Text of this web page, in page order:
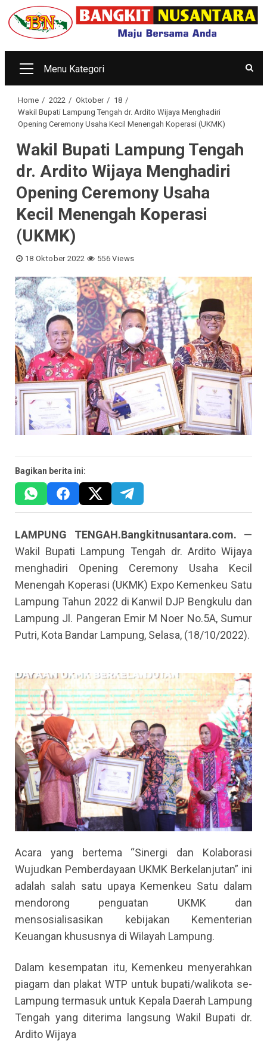
Skip
to
content
Primary
Menu
Menu Kategori
Home 2022 Oktober
18
Wakil Bupati Lampung Tengah dr. Ardito Wijaya Menghadiri
Opening Ceremony Usaha Kecil Menengah Koperasi (UKMK)
Wakil Bupati Lampung Tengah
dr. Ardito Wijaya Menghadiri
Opening Ceremony Usaha
Kecil Menengah Koperasi
(UKMK)
18 Oktober 2022 556 Views
Bagikan berita ini:
LAMPUNG TENGAH.Bangkitnusantara.com. —
Wakil Bupati Lampung Tengah dr. Ardito Wijaya
menghadiri Opening Ceremony Usaha Kecil
Menengah Koperasi (UKMK) Expo Kemenkeu Satu
Lampung Tahun 2022 di Kanwil DJP Bengkulu dan
Lampung Jl. Pangeran Emir M Noer No.5A, Sumur
Putri, Kota Bandar Lampung, Selasa, (18/10/2022).
Acara yang bertema “Sinergi dan Kolaborasi
Wujudkan Pemberdayaan UKMK Berkelanjutan” ini
adalah salah satu upaya Kemenkeu Satu dalam
mendorong penguatan UKMK dan
mensosialisasikan kebijakan Kementerian
Keuangan khususnya di Wilayah Lampung.
Dalam kesempatan itu, Kemenkeu menyerahkan
piagam dan plakat WTP untuk bupati/walikota se-
Lampung termasuk untuk Kepala Daerah Lampung
Tengah yang diterima langsung Wakil Bupati dr.
Ardito Wijaya